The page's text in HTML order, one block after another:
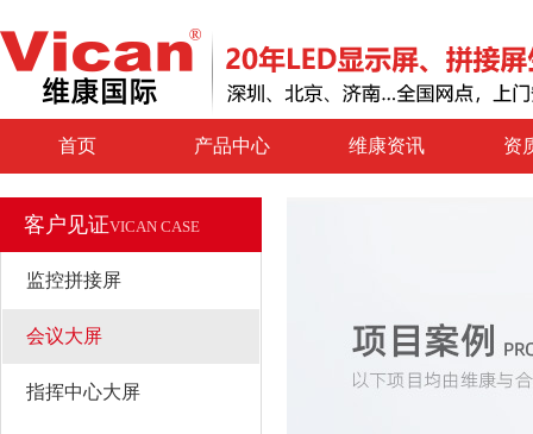
首页 产品中心 维康资讯 资
客户见证VICAN CASE
监控拼接屏
会议大屏
指挥中心大屏